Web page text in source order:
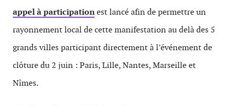
appel à participationest lancé afin de permettre un
rayonnement local de cette manifestation au delà des 5
grands villes participant directement à l’événement de
clôture du 2 juin : Paris, Lille, Nantes, Marseille et
Nîmes.